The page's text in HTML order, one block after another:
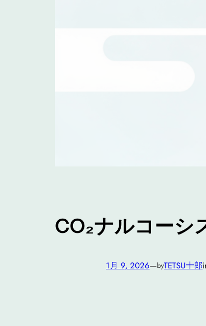
CO₂ナルコーシ
1月 9, 2026—byTETSU十郎